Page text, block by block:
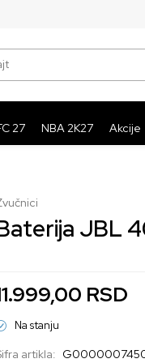
27 NBA 2K27 Akcije
JBL
RSD
Na stanju
artikla: